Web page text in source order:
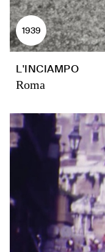
1939
L'INCIAMPO
Roma